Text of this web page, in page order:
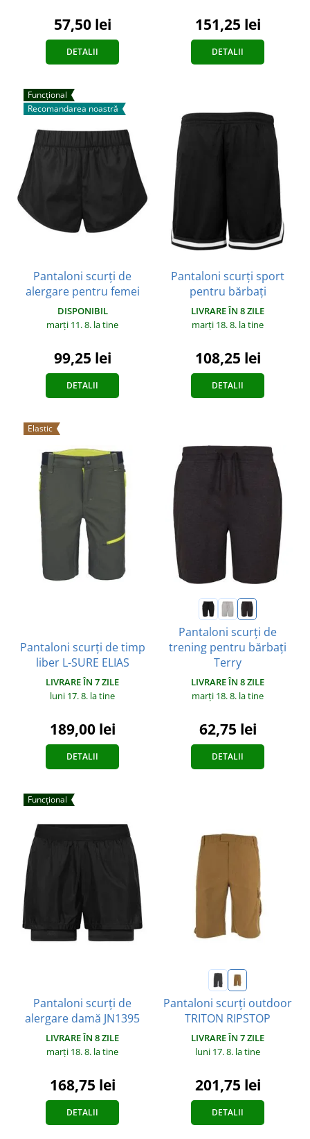
57,50 lei
DETALII
151,25 lei
DETALII
Funcțional
Recomandarea noastră
Pantaloni scurți de
alergare pentru femei
DISPONIBIL
marți 11. 8. la tine
99,25 lei
DETALII
Pantaloni scurți sport
pentru bărbați
LIVRARE ÎN 8 ZILE
marți 18. 8. la tine
108,25 lei
DETALII
Elastic
Pantaloni scurți de timp
liber L-SURE ELIAS
LIVRARE ÎN 7 ZILE
luni 17. 8. la tine
189,00 lei
DETALII
Pantaloni scurți de
trening pentru bărbați
Terry
LIVRARE ÎN 8 ZILE
marți 18. 8. la tine
62,75 lei
DETALII
Funcțional
Pantaloni scurți de
alergare damă JN1395
LIVRARE ÎN 8 ZILE
marți 18. 8. la tine
168,75 lei
DETALII
Pantaloni scurți outdoor
TRITON RIPSTOP
LIVRARE ÎN 7 ZILE
luni 17. 8. la tine
201,75 lei
DETALII